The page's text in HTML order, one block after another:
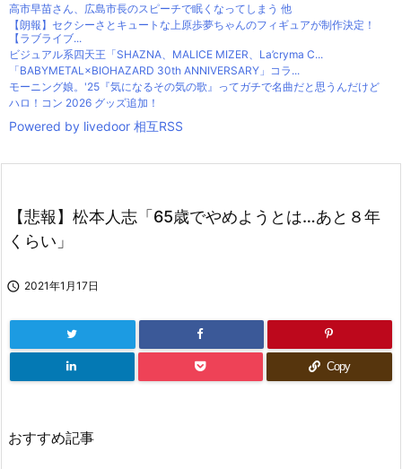
高市早苗さん、広島市長のスピーチで眠くなってしまう 他
【朗報】セクシーさとキュートな上原歩夢ちゃんのフィギュアが制作決定！
【ラブライブ...
ビジュアル系四天王「SHAZNA、MALICE MIZER、La’cryma C...
「BABYMETAL×BIOHAZARD 30th ANNIVERSARY」コラ...
モーニング娘。'25『気になるその気の歌』ってガチで名曲だと思うんだけど
ハロ！コン 2026 グッズ追加！
Powered by livedoor 相互RSS
【悲報】松本人志「65歳でやめようとは…あと８年
くらい」
 2021年1月17日
Copy
おすすめ記事